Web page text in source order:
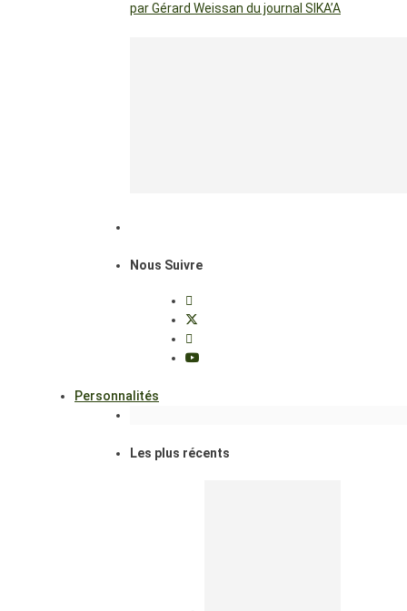
par Gérard Weissan du journal SIKA’A
Nous Suivre
Personnalités
Les plus récents